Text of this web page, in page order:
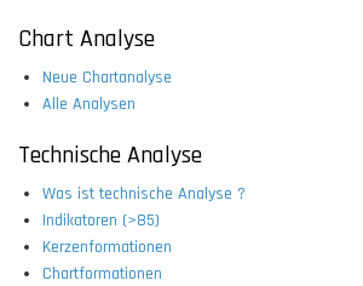
Chart Analyse
Neue Chartanalyse
Alle Analysen
Technische Analyse
Was ist technische Analyse ?
Indikatoren (>85)
Kerzenformationen
Chartformationen